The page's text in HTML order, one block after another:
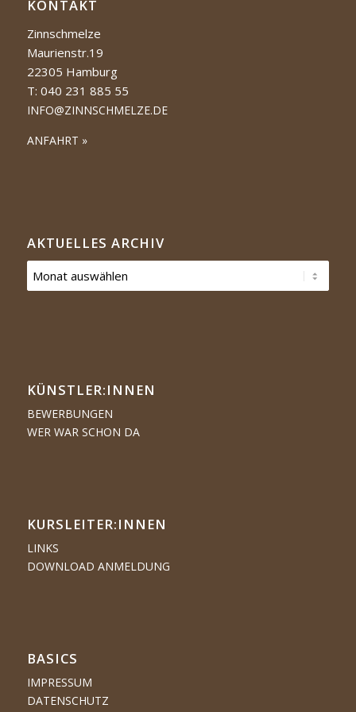
KONTAKT
Zinnschmelze
Maurienstr.19
22305 Hamburg
T: 040 231 885 55
INFO@ZINNSCHMELZE.DE
ANFAHRT »
AKTUELLES ARCHIV
KÜNSTLER:­­INNEN
BEWERBUNGEN
WER WAR SCHON DA
KURSLEITER:INNEN
LINKS
DOWNLOAD ANMELDUNG
BASICS
IMPRESSUM
DATENSCHUTZ